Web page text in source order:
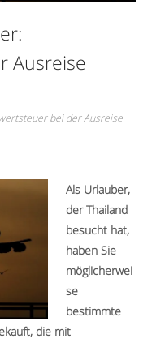
Ausreise
bei der Ausreise
Als Urlauber,
der Thailand
besucht hat,
haben Sie
möglicherwei
se
bestimmte
die mit